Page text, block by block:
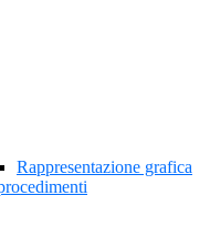
Rappresentazione grafica